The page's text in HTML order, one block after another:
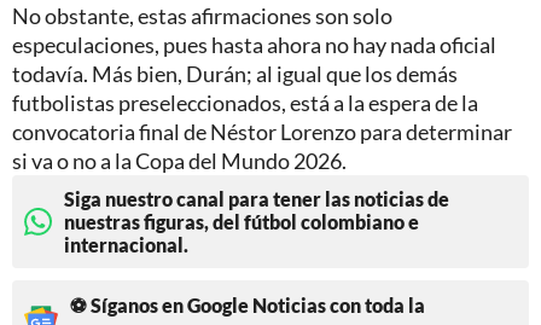
No obstante, estas afirmaciones son solo
especulaciones, pues hasta ahora no hay nada oficial
todavía. Más bien, Durán; al igual que los demás
futbolistas preseleccionados, está a la espera de la
convocatoria final de Néstor Lorenzo para determinar
si va o no a la Copa del Mundo 2026.
Siga nuestro canal para tener las noticias de
nuestras figuras, del fútbol colombiano e
internacional.
⚽ Síganos en Google Noticias con toda la